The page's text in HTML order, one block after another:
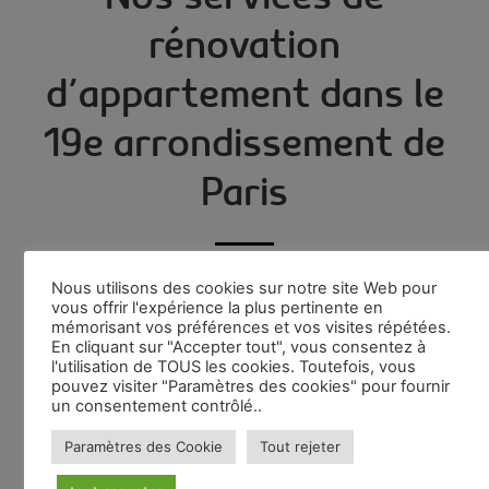
rénovation
d’appartement dans le
19e arrondissement de
Paris
Rénovation
intérieure
Rénovation
de
thermique
Nous utilisons des cookies sur notre site Web pour
vous offrir l'expérience la plus pertinente en
mémorisant vos préférences et vos visites répétées.
En cliquant sur "Accepter tout", vous consentez à
l'utilisation de TOUS les cookies. Toutefois, vous
pouvez visiter "Paramètres des cookies" pour fournir
un consentement contrôlé..
Paramètres des Cookie Tout rejeter